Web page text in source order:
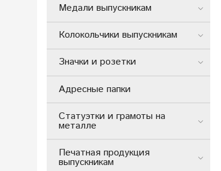
Медали выпускникам
Колокольчики выпускникам
Значки и розетки
Адресные папки
Статуэтки и грамоты на
металле
Печатная продукция
выпускникам